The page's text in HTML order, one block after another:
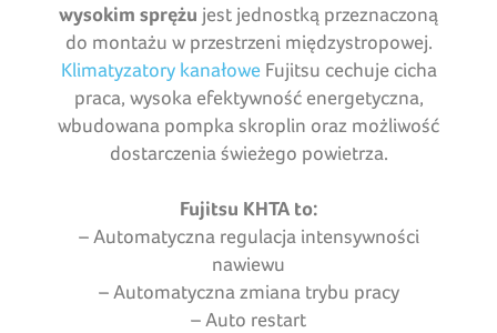
wysokim sprężu jest jednostką przeznaczoną
do montażu w przestrzeni międzystropowej.
Klimatyzatory kanałoweFujitsu cechuje cicha
praca, wysoka efektywność energetyczna,
wbudowana pompka skroplin oraz możliwość
dostarczenia świeżego powietrza.
Fujitsu KHTA to:
– Automatyczna regulacja intensywności
nawiewu
– Automatyczna zmiana trybu pracy
– Auto restart